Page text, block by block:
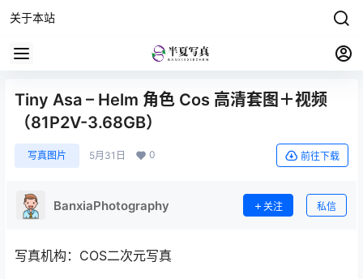
关于本站
Tiny Asa – Helm 角色 Cos 高清套图＋视频
（81P2V-3.68GB）
写真图片 5月31日 0 前往下载
BanxiaPhotography 关注 私信
写真机构：COS二次元写真